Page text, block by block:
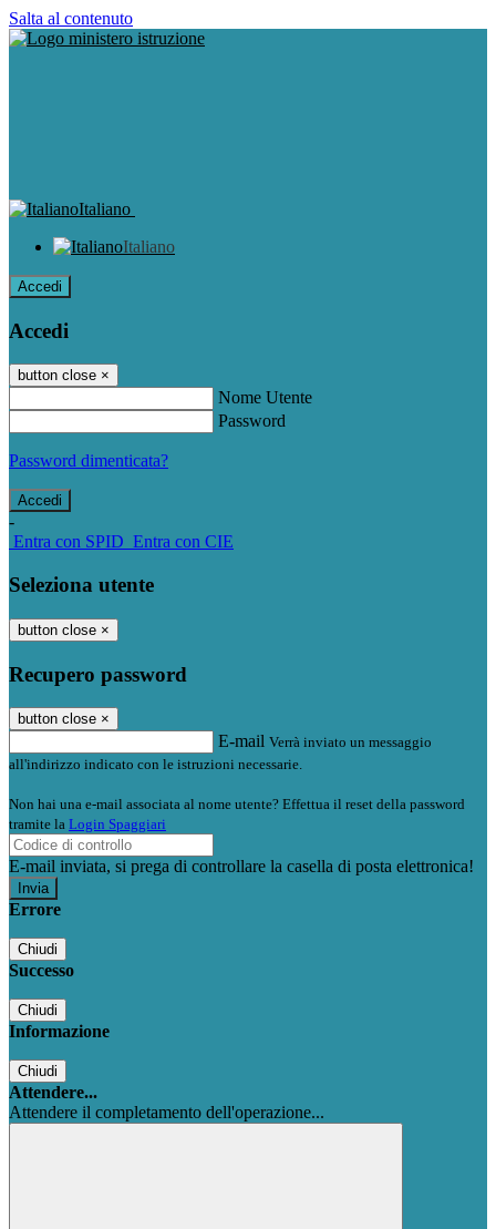
Salta al contenuto
Italiano
Italiano
Accedi
Accedi
button close ×
Nome Utente
Password
Password dimenticata?
-
Entra con SPID Entra con CIE
Seleziona utente
button close ×
Recupero password
button close ×
E-mail Verrà inviato un messaggio
all'indirizzo indicato con le istruzioni necessarie.
Non hai una e-mail associata al nome utente? Effettua il reset della password
tramite la Login Spaggiari
E-mail inviata, si prega di controllare la casella di posta elettronica!
Errore
Chiudi
Successo
Chiudi
Informazione
Chiudi
Attendere...
Attendere il completamento dell'operazione...